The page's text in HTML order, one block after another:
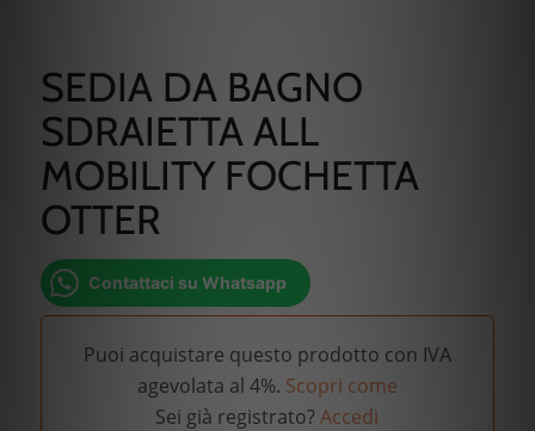
SEDIA DA BAGNO
SDRAIETTA ALL
MOBILITY FOCHETTA
OTTER
Contattaci su Whatsapp
Puoi acquistare questo prodotto con IVA
agevolata al 4%. Scopri come
Sei già registrato?Accedi